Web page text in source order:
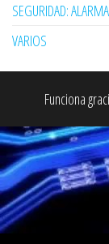
SEGURIDAD:
VARIOS
Funciona